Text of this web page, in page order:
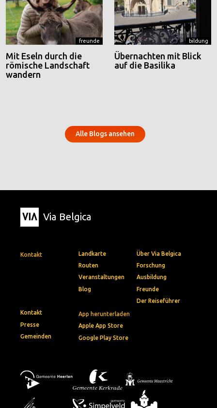
freunde
Mit Eseln durch die
römische Landschaft
wandern
bildung
Übernachten mit Blick
auf die Basilika
Alle Blogs ansehen
Via Belgica
Kontakt
App herunterladen
Apple App Store
Google Play Store
Landkarte
Routen
Veranstaltungen
Blog
Über Via Belgica
Forschung
Ausbildung
Freunde
Der Reiseführer
Kontakt
Presse
Gemeinden